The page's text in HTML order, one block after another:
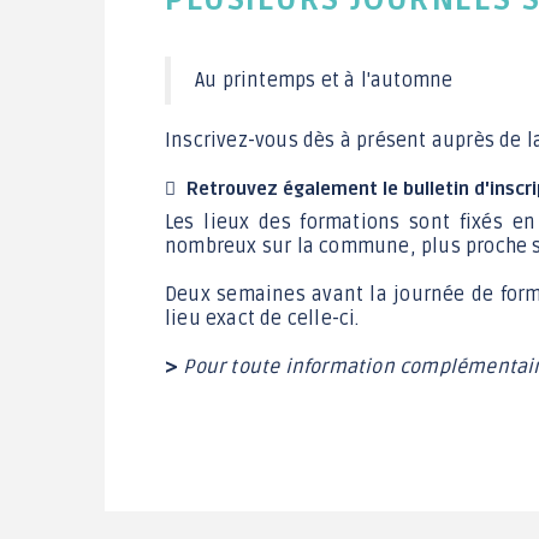
Au printemps et à l'automne
Inscrivez-vous dès à présent auprès de
Retrouvez également le bulletin
Les lieux des formations sont fixés
nombreux sur la commune, plus proche
Deux semaines avant la journée de
lieu exact de celle-ci.
> Pour toute information